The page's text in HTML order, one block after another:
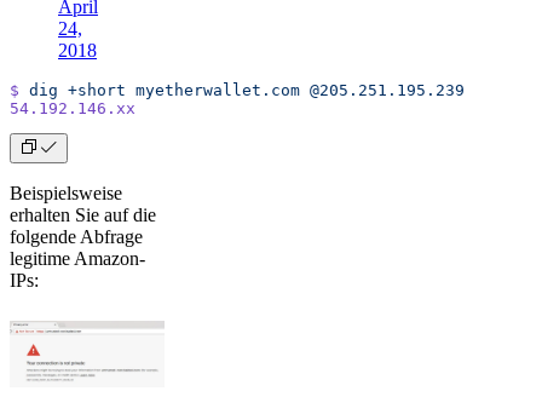
April
24,
2018
$ dig +short myetherwallet.com @205.251.195.239
54.192.146.xx
Beispielsweise
erhalten Sie auf die
folgende Abfrage
legitime Amazon-
IPs: